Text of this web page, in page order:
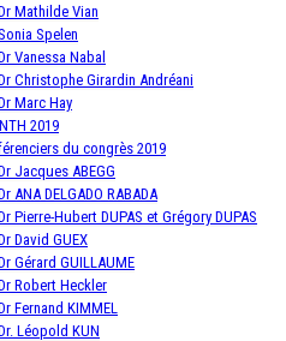
Mathilde Vian
Spelen
Vanessa Nabal
Christophe Girardin Andréani
Marc Hay
2019
du congrès 2019
Jacques ABEGG
ANA DELGADO RABADA
Pierre-Hubert DUPAS et Grégory DUPAS
David GUEX
Gérard GUILLAUME
Robert Heckler
Fernand KIMMEL
Léopold KUN